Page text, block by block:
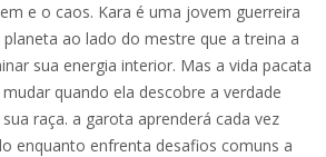
e o caos. Kara é uma jovem guerreira
ao lado do mestre que a treina a
sua energia interior. Mas a vida pacata
quando ela descobre a verdade
raça. a garota aprenderá cada vez
enquanto enfrenta desafios comuns a